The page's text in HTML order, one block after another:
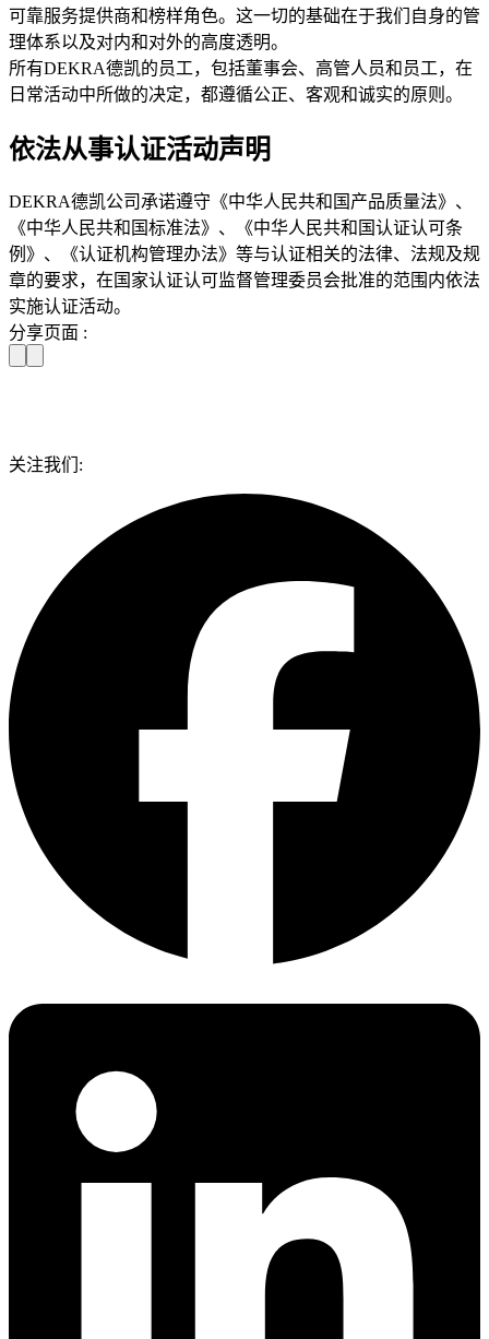
可靠服务提供商和榜样角色。这一切的基础在于我们自身的管
理体系以及对内和对外的高度透明。
所有DEKRA德凯的员工，包括董事会、高管人员和员工，在
日常活动中所做的决定，都遵循公正、客观和诚实的原则。
依法从事认证活动声明
DEKRA德凯公司承诺遵守《中华人民共和国产品质量法》、
《中华人民共和国标准法》、《中华人民共和国认证认可条
例》、《认证机构管理办法》等与认证相关的法律、法规及规
章的要求，在国家认证认可监督管理委员会批准的范围内依法
实施认证活动。
分享页面 :
关注我们: